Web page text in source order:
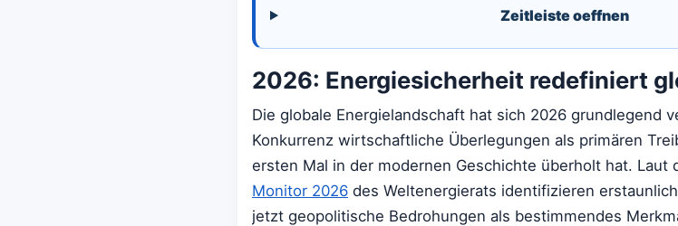
Zeitleiste oeffnen
2026: Energiesicherheit redefiniert
Die globale Energielandschaft hat sich 2026 grundlegend
Konkurrenz wirtschaftliche Überlegungen als primären
ersten Mal in der modernen Geschichte überholt hat. Laut
Monitor 2026 des Weltenergierats identifizieren
jetzt geopolitische Bedrohungen als bestimmendes